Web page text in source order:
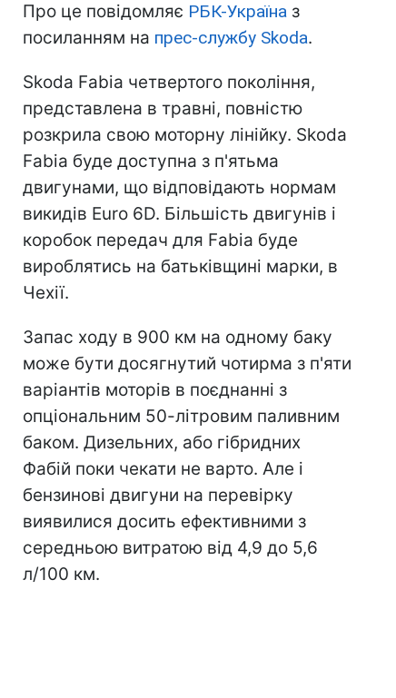
Про це повідомляє РБК-Україна з
посиланням на прес-службу Skoda.
Skoda Fabia четвертого покоління,
представлена в травні, повністю
розкрила свою моторну лінійку. Skoda
Fabia буде доступна з п'ятьма
двигунами, що відповідають нормам
викидів Euro 6D. Більшість двигунів і
коробок передач для Fabia буде
вироблятись на батьківщині марки, в
Чехії.
Запас ходу в 900 км на одному баку
може бути досягнутий чотирма з п'яти
варіантів моторів в поєднанні з
опціональним 50-літровим паливним
баком. Дизельних, або гібридних
Фабій поки чекати не варто. Але і
бензинові двигуни на перевірку
виявилися досить ефективними з
середньою витратою від 4,9 до 5,6
л/100 км.